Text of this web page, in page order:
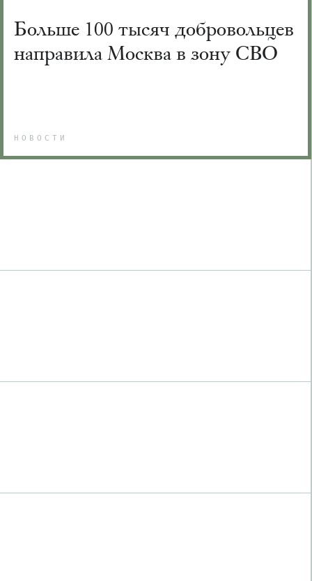
Больше 100 тысяч добровольцев
направила Москва в зону СВО
НОВОСТИ